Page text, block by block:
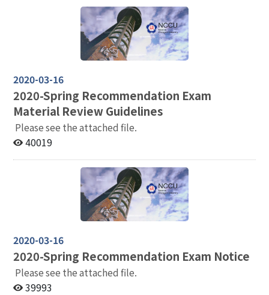
請配合以下事項： (一) 考生及陪考家長(限1人)請務必由
本校正門(指南路二段64號)進入校園，於正門右側「體溫
量測站」，繳交「健康關懷聲明書」並出示「應試證
明」、「陪考證明」及「有效證件」，且配合登記身分證
號，以利管控校園進出人員。 1. 健康關懷聲明書：請事
先點選下載並列印填寫。 2. 應試證明：請事先點選下載
並列印填寫。或持本校寄發之「第二階段指定項目甄試通
知單暨准考證」(本校於4月1日以限時專送郵寄)。 3. 陪
考證明：請事先點選下載並列印填寫。 4. 有效證件：指
國民身分證、駕駛執照、有照片健保卡、護照或居留證正
本。 (二) 體溫量測 1、考生及陪考家長通過紅外線熱像儀
校。 2、若考生額溫>=37.5度C，本校將啟動隔離應試，
考生請立即與教務處綜合業務組聯絡(02)2938-7892、
29387893。 3、本校季陶樓後棟入口處設有體溫量測及
進出管制，請配合規定辦理。 (三) 進入校園請配戴口罩，
考試期間除身份驗證外，請全程配戴口罩。 (四) 陪考家長
(限1人)，經量測體溫正常始得進入校園，但不得進入各
大樓場館，量測額溫結果>=37.5度C之家長不得進入校
園。 (五) 校外車輛「不開放」駛入校園 車輛請停放於校
外，再步行進入本校。校園周邊停車地點如下： 萬興國小
地下停車場(請點選查詢)，步行至本校正門約5分鐘。 木
2020-03-16
2020-Spring Recommendation Exam
Material Review Guidelines
Please see the attached file.
40019
2020-03-16
2020-Spring Recommendation Exam Notice
Please see the attached file.
39993